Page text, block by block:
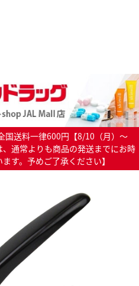
国送料一律600円【8/10（月）～
通常よりも商品の発送までにお時
す。予めご了承ください】